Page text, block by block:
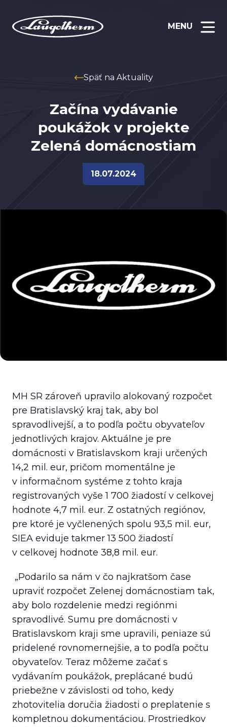
MENU
Späť na Aktuality
Začína vydávanie
poukážok v projekte
Zelená domácnostiam
18.07.2024
MH SR zároveň upravilo alokovaný rozpočet
pre Bratislavský kraj tak, aby bol
spravodlivejší, a to podľa počtu obyvateľov
jednotlivých krajov. Aktuálne je pre
domácnosti v Bratislavskom kraji určených
14,2 mil. eur, pričom momentálne je
v informačnom systéme z tohto kraja
registrovaných vyše 1 700 žiadostí v celkovej
hodnote 4,7 mil. eur. Z ostatných regiónov,
pre ktoré je vyčlenených spolu 93,5 mil. eur,
SIEA eviduje takmer 13 500 žiadostí
v celkovej hodnote 38,8 mil. eur.
„Podarilo sa nám v čo najkratšom čase
upraviť rozpočet Zelenej domácnostiam tak,
aby bolo rozdelenie medzi regiónmi
spravodlivé. Sumu pre domácnosti v
Bratislavskom kraji sme upravili, peniaze sú
pridelené rovnomernejšie, a to podľa počtu
obyvateľov. Teraz môžeme začať s
vydávaním poukážok, preplácané budú
priebežne v závislosti od toho, kedy
zhotovitelia doručia žiadosti o preplatenie s
kompletnou dokumentáciou. Prostriedkov